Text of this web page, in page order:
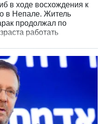
в ходе восхождения к
в Непале. Житель
продолжал по
работать